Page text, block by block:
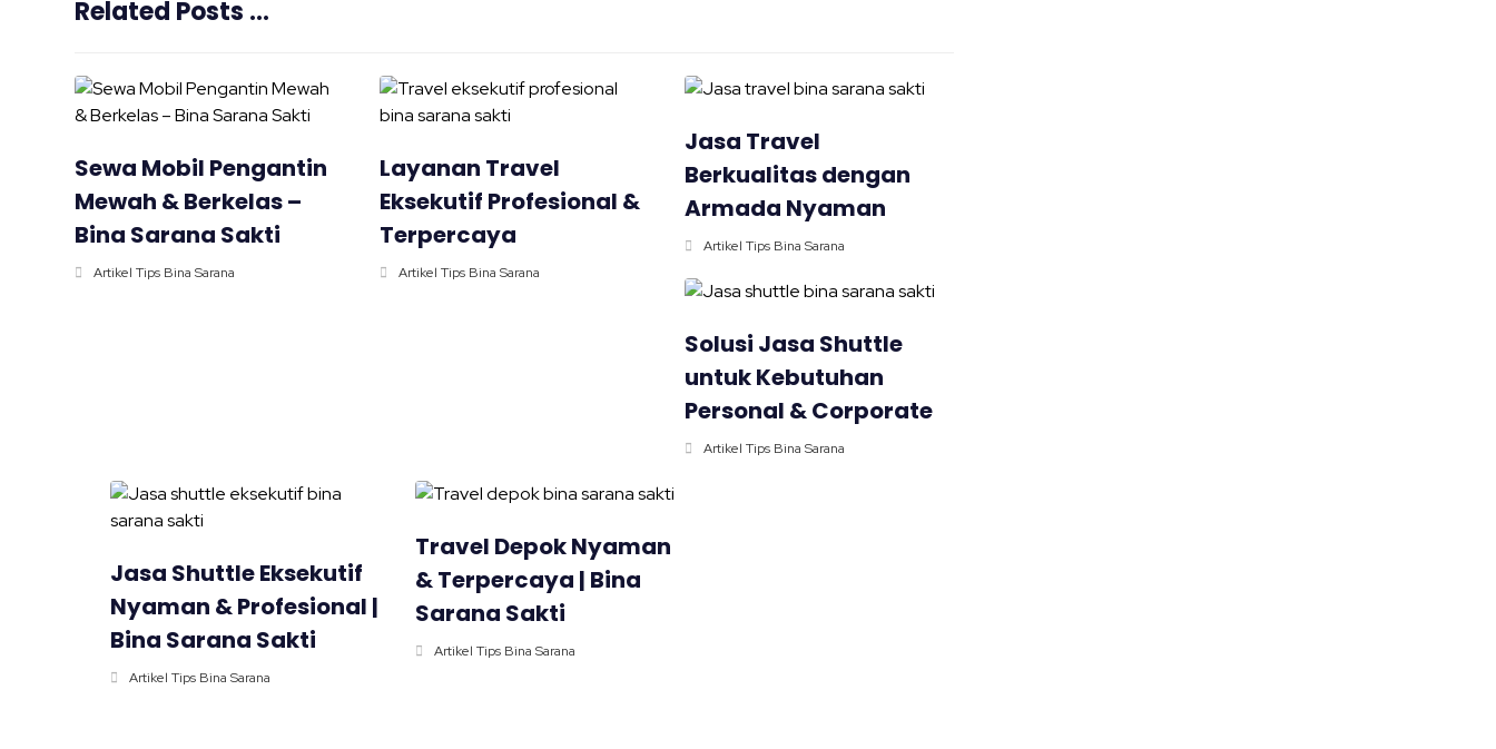
Related Posts ...
Sewa Mobil Pengantin
Mewah & Berkelas –
Bina Sarana Sakti
Artikel Tips Bina Sarana
Layanan Travel
Eksekutif Profesional &
Terpercaya
Artikel Tips Bina Sarana
Jasa Travel
Berkualitas dengan
Armada Nyaman
Artikel Tips Bina Sarana
Solusi Jasa Shuttle
untuk Kebutuhan
Personal & Corporate
Artikel Tips Bina Sarana
Jasa Shuttle Eksekutif
Nyaman & Profesional |
Bina Sarana Sakti
Artikel Tips Bina Sarana
Travel Depok Nyaman
& Terpercaya | Bina
Sarana Sakti
Artikel Tips Bina Sarana